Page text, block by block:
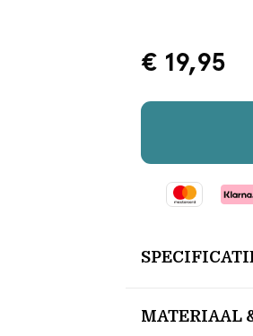
€ 19,95
MATERIAAL